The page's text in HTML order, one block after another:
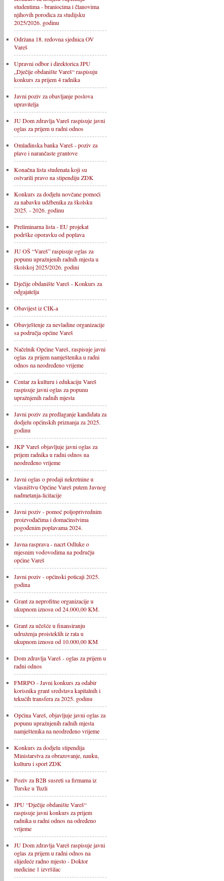
studentima - braniocima i članovima
njihovih porodica za studijsku
2025/2026. godinu
Održana 18. redovna sjednica OV
Vareš
Upravni odbor i direktorica JPU
„Dječije obdanište Vareš“ raspisuju
konkurs za prijem 4 radnika
Javni poziv za obavljanje poslova
upravitelja
JU Dom zdravlja Vareš raspisuje javni
oglas za prijem u radni odnos
Omladinska banka Vareš - poziv za
plave i narančaste grantove
Konačna lista studenata koji su
ostvarili pravo na stipendiju ZDK
Konkurs za dodjelu novčane pomoći
za nabavku udžbenika za školsku
2025. - 2026. godinu
Preliminarna lista - EU projekat
podrške oporavku od poplava
JU OŠ “Vareš” raspisuje oglas za
popunu upražnjenih radnih mjesta u
školskoj 2025/2026. godini
Dječije obdanište Vareš - Konkurs za
odgajatelja
Obavijest iz CIK-a
Obavještenje za nevladine organizacije
sa područja općine Vareš
Načelnik Općine Vareš, raspisuje javni
oglas za prijem namještenika u radni
odnos na neodređeno vrijeme
Centar za kulturu i edukaciju Vareš
raspisuje javni oglas za popunu
upražnjenih radnih mjesta
Javni poziv za predlaganje kandidata za
dodjelu općinskih priznanja za 2025.
godinu
JKP Vareš objavljuje javni oglas za
prijem radnika u radni odnos na
neodređeno vrijeme
Javni oglas o prodaji nekretnine u
vlasništvu Općine Vareš putem Javnog
nadmetanja-licitacije
Javni poziv - pomoć poljoprivrednim
proizvođačima i domaćinstvima
pogođenim poplavama 2024.
Javna rasprava - nacrt Odluke o
mjesnim vodovodima na području
općine Vareš
Javni poziv - općinski poticaji 2025.
godina
Grant za neprofitne organizacije u
ukupnom iznosu od 24.000,00 KM.
Grant za učešće u finansiranju
udruženja proisteklih iz rata u
ukupnom iznosu od 10.000,00 KM
Dom zdravlja Vareš - oglas za prijem u
radni odnos
FMRPO - Javni konkurs za odabir
korisnika grant sredstava kapitalnih i
tekućih transfera za 2025. godinu
Općina Vareš, objavljuje javni oglas za
popunu upražnjenih radnih mjesta
namještenika na neodređeno vrijeme
Konkurs za dodjelu stipendija
Ministarstva za obrazovanje, nauku,
kulturu i sport ZDK
Poziv za B2B susreti sa firmama iz
Turske u Tuzli
JPU “Dječije obdanište Vareš“
raspisuje javni konkurs za prijem
radnika u radni odnos na određeno
vrijeme
JU Dom zdravlja Vareš raspisuje javni
oglas za prijem u radni odnos na
slijedeće radno mjesto - Doktor
medicine 1 izvršilac